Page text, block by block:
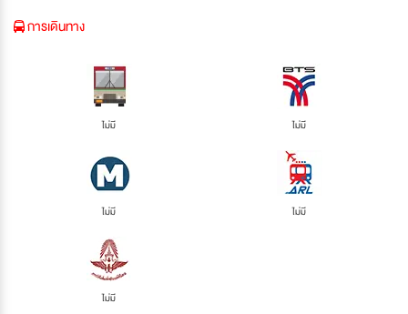
การเดินทาง
ไม่มี ไม่มี
ไม่มี ไม่มี
ไม่มี